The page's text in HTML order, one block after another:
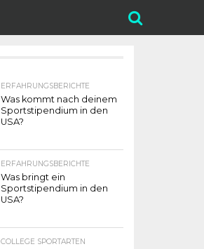
ERFAHRUNGSBERICHTE
Was kommt nach deinem
Sportstipendium in den
USA?
ERFAHRUNGSBERICHTE
Was bringt ein
Sportstipendium in den
USA?
COLLEGE SPORTARTEN